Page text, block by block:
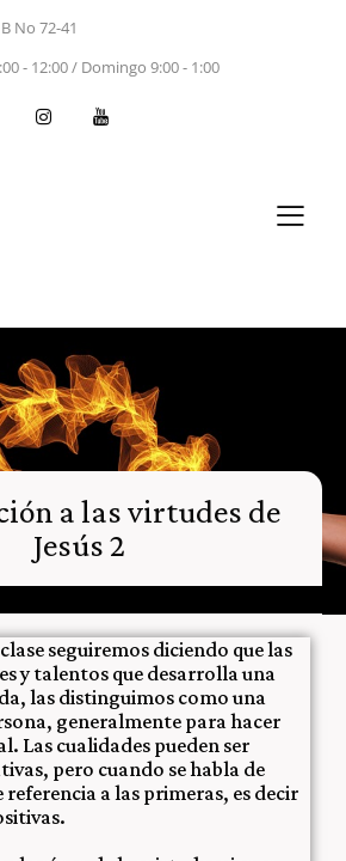
No 72-41
- 12:00 / Domingo 9:00 - 1:00
a las virtudes de
Jesús 2
seguiremos diciendo que las
y talentos que desarrolla una
las distinguimos como una
generalmente para hacer
Las cualidades pueden ser
pero cuando se habla de
referencia a las primeras, es decir